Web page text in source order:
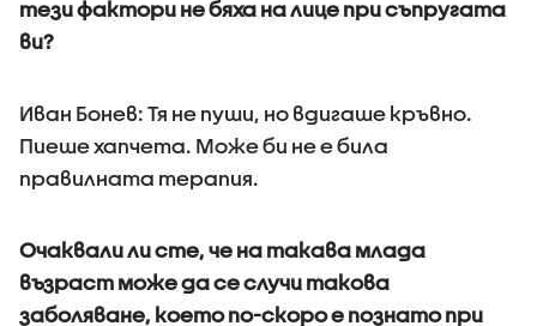
тези фактори не бяха на лице при съпругата
ви?
Иван Бонев: Тя не пуши, но вдигаше кръвно.
Пиеше хапчета. Може би не е била
правилната терапия.
Очаквали ли сте, че на такава млада
възраст може да се случи такова
заболяване, което по-скоро е познато при